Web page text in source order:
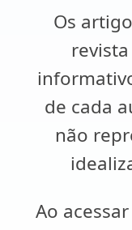
Os
de cada
não
Ao